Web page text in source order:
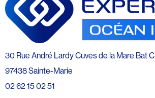
30 Rue André Lardy Cuves de la Mare Bat C
97438 Sainte-Marie
02 62 15 02 51